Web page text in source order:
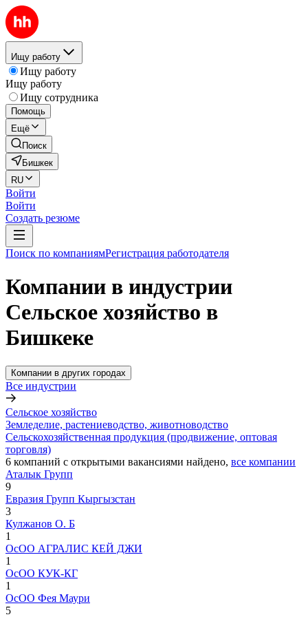
Ищу работу
Ищу работу
Ищу работу
Ищу сотрудника
Помощь
Ещё
Поиск
Бишкек
RU
Войти
Войти
Создать резюме
Поиск по компаниямРегистрация работодателя
Компании в индустрии
Сельское хозяйство в
Бишкеке
Компании в других городах
Все индустрии
Сельское хозяйство
Земледелие, растениеводство, животноводство
Сельскохозяйственная продукция (продвижение, оптовая
торговля)
6 компаний с открытыми вакансиями найдено, все компании
Аталык Групп
9
Евразия Групп Кыргызстан
3
Кулжанов О. Б
1
ОсОО АГРАЛИС КЕЙ ДЖИ
1
ОсОО КУК-КГ
1
ОсОО Фея Маури
5